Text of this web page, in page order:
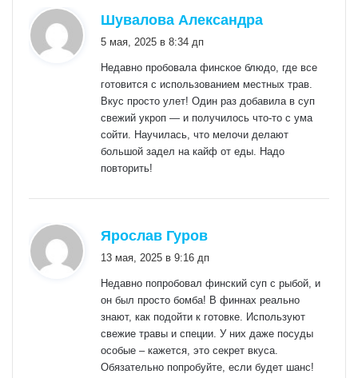
Шувалова Александра
5 мая, 2025 в 8:34 дп
Недавно пробовала финское блюдо, где все
готовится с использованием местных трав.
Вкус просто улет! Один раз добавила в суп
свежий укроп — и получилось что-то с ума
сойти. Научилась, что мелочи делают
большой задел на кайф от еды. Надо
повторить!
Ярослав Гуров
13 мая, 2025 в 9:16 дп
Недавно попробовал финский суп с рыбой, и
он был просто бомба! В финнах реально
знают, как подойти к готовке. Используют
свежие травы и специи. У них даже посуды
особые – кажется, это секрет вкуса.
Обязательно попробуйте, если будет шанс!